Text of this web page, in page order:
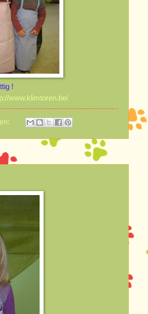
!
www.klimtoren.be/